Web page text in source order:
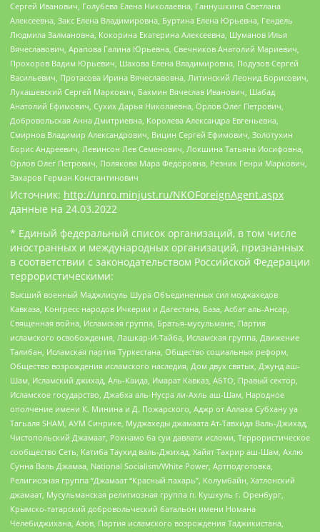
Сергей Иванович, Голубева Елена Николаевна, Ганнушкина Светлана
Алексеевна, Закс Елена Владимировна, Буртина Елена Юрьевна, Гендель
Людмила Залмановна, Кокорина Екатерина Алексеевна, Шуманов Илья
Вячеславович, Арапова Галина Юрьевна, Свечников Анатолий Мариевич,
Прохоров Вадим Юрьевич, Шахова Елена Владимировна, Подузов Сергей
Васильевич, Протасова Ирина Вячеславовна, Литинский Леонид Борисович,
Лукашевский Сергей Маркович, Бахмин Вячеслав Иванович, Шабад
Анатолий Ефимович, Сухих Дарья Николаевна, Орлов Олег Петрович,
Добровольская Анна Дмитриевна, Королева Александра Евгеньевна,
Смирнов Владимир Александрович, Вицин Сергей Ефимович, Золотухин
Борис Андреевич, Левинсон Лев Семенович, Локшина Татьяна Иосифовна,
Орлов Олег Петрович, Полякова Мара Федоровна, Резник Генри Маркович,
Захаров Герман Константинович
Источник: http://unro.minjust.ru/NKOForeignAgent.aspx
данные на 24.03.2022
* Единый федеральный список организаций, в том числе
иностранных и международных организаций, признанных
в соответствии с законодательством Российской Федерации
террористическими:
Высший военный Маджлисуль Шура Объединенных сил моджахедов
Кавказа, Конгресс народов Ичкерии и Дагестана, База, Асбат аль-Ансар,
Священная война, Исламская группа, Братья-мусульмане, Партия
исламского освобождения, Лашкар-И-Тайба, Исламская группа, Движение
Талибан, Исламская партия Туркестана, Общество социальных реформ,
Общество возрождения исламского наследия, Дом двух святых, Джунд аш-
Шам, Исламский джихад, Аль-Каида, Имарат Кавказ, АБТО, Правый сектор,
Исламское государство, Джабха аль-Нусра ли-Ахль аш-Шам, Народное
ополчение имени К. Минина и Д. Пожарского, Аджр от Аллаха Субхану уа
Тагьаля SHAM, АУМ Синрике, Муджахеды джамаата Ат-Тавхида Валь-Джихад,
Чистопольский Джамаат, Рохнамо ба суи давлати исломи, Террористическое
сообщество Сеть, Катиба Таухид валь-Джихад, Хайят Тахрир аш-Шам, Ахлю
Сунна Валь Джамаа, National Socialism/White Power, Артподготовка,
Религиозная группа “Джамаат “Красный пахарь”, Колумбайн, Хатлонский
джамаат, Мусульманская религиозная группа п. Кушкуль г. Оренбург,
Крымско-татарский добровольческий батальон имени Номана
Челебиджихана, Азов, Партия исламского возрождения Таджикистана,